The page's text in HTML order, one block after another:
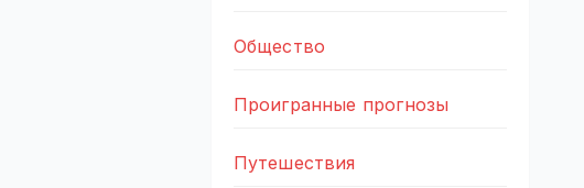
Общество
Проигранные прогнозы
Путешествия